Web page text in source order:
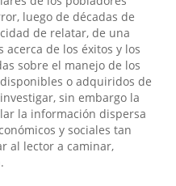
luego de décadas de
de relatar, de una
de los éxitos y los
sobre el manejo de los
o adquiridos de
sin embargo la
la información dispersa
y sociales tan
al lector a caminar,